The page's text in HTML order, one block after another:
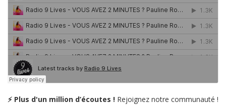
⚡ Plus d'un million d’écoutes ! Rejoignez notre communauté !